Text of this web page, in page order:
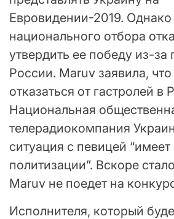
Евровидении-2019. Однако
национального отбора
утвердить ее победу из-за
России. Maruv заявила, что
отказаться от гастролей в
Национальная
телерадиокомпания
ситуация с певицей
политизации”. Вскоре
Maruv не поедет на
Исполнителя, который